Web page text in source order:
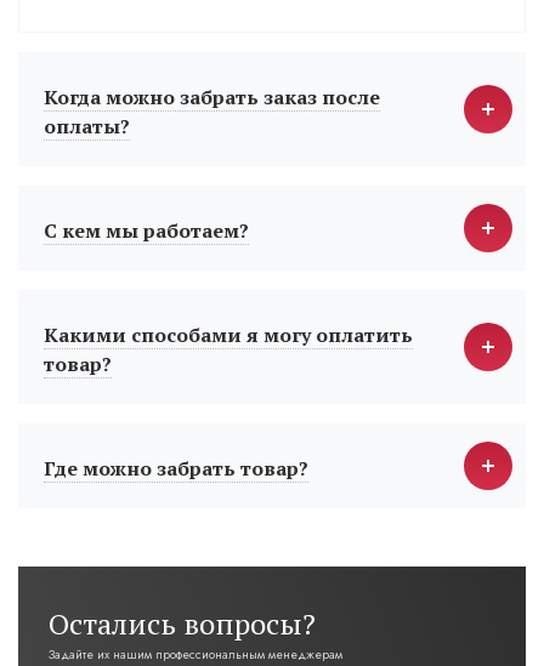
Когда можно забрать заказ после
оплаты?
С кем мы работаем?
Какими способами я могу оплатить
товар?
Где можно забрать товар?
Остались вопросы?
Задайте их нашим профессиональным менеджерам